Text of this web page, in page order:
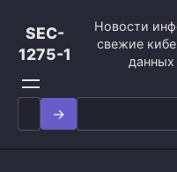
контенту
SEC-
1275-1
Новости
свежие
данных
Search
for: